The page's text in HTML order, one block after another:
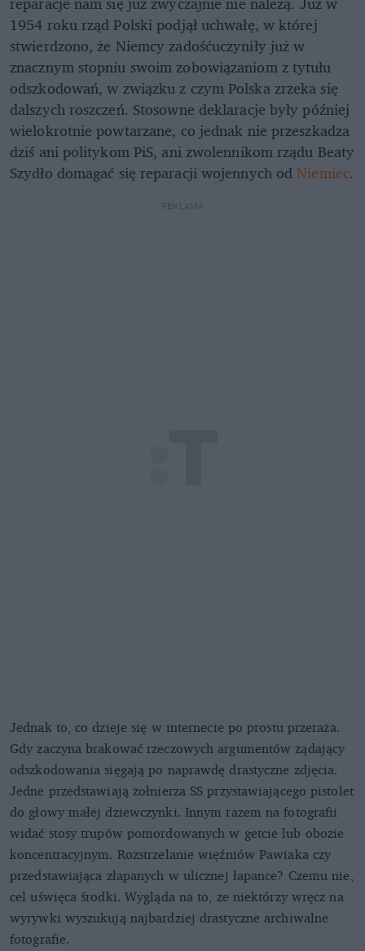
1954 roku rząd Polski podjął uchwałę, w której
stwierdzono, że Niemcy zadośćuczyniły już w
znacznym stopniu swoim zobowiązaniom z tytułu
odszkodowań, w związku z czym Polska zrzeka się
dalszych roszczeń. Stosowne deklaracje były później
wielokrotnie powtarzane, co jednak nie przeszkadza
dziś ani politykom PiS, ani zwolennikom rządu Beaty
Szydło domagać się reparacji wojennych odNiemiec.
REKLAMA
Jednak to, co dzieje się w internecie po prostu przeraża.
Gdy zaczyna brakować rzeczowych argumentów żądający
odszkodowania sięgają po naprawdę drastyczne zdjęcia.
Jedne przedstawiają żołnierza SS przystawiającego pistolet
do głowy małej dziewczynki. Innym razem na fotografii
widać stosy trupów pomordowanych w getcie lub obozie
koncentracyjnym. Rozstrzelanie więźniów Pawiaka czy
przedstawiająca złapanych w ulicznej łapance? Czemu nie,
cel uświęca środki. Wygląda na to, ze niektórzy wręcz na
wyrywki wyszukują najbardziej drastyczne archiwalne
fotografie.